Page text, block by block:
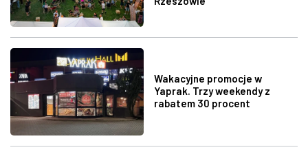
Wakacyjne promocje w
Yaprak. Trzy weekendy z
rabatem 30 procent